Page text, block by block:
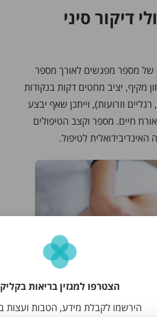
דיקור סיני
של מספר מפגשים לאורך מספר
יציב מחטים דקות בנקודות
וזרועות), וייתכן שאף יבצע
חיים. מספר וקצב הטיפולים
לטיפול.
הצטרפו למגזין בריאות בקליק
הירשמו לקבלת מידע, הטבות ועצות